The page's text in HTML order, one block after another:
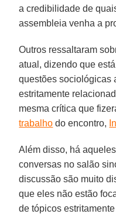
a credibilidade de
assembleia venha a
Outros ressaltaram
atual, dizendo que
questões sociológicas
estritamente
mesma crítica que
trabalho do encontro,
Além disso, há
conversas no salão
discussão são muito
que eles não estão
de tópicos